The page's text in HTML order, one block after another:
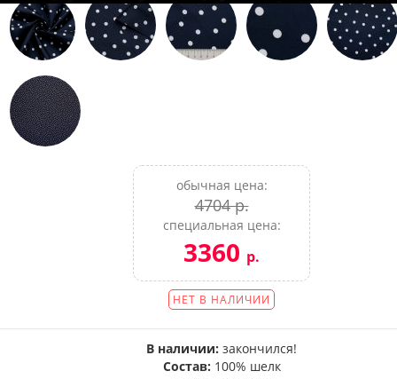
обычная цена:
4704 р.
специальная цена:
3360 р.
НЕТ В НАЛИЧИИ
В наличии: закончился!
Состав: 100% шелк